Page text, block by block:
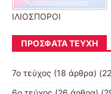
ΙΛΙΟΣΠΟΡΟΙ
ΠΡΌΣΦΑΤΑ ΤΕΎΧΗ
7ο τεύχος (18 άρθρα)